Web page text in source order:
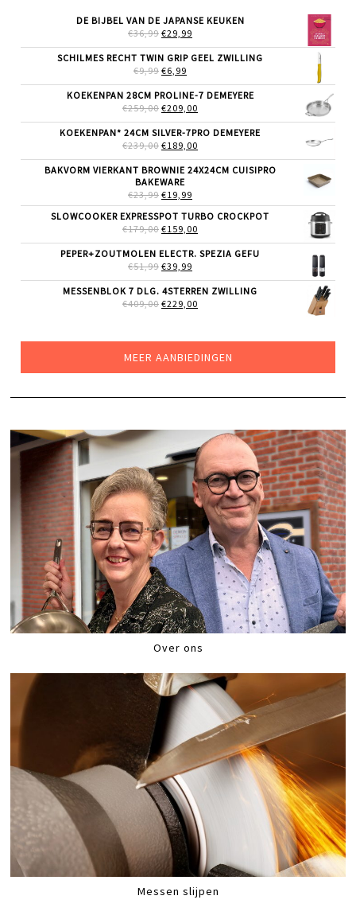
DE BIJBEL VAN DE JAPANSE KEUKEN
€36,99 OORSPRONKELIJKE
WAS:
€36,99.
€29,99
IS:
SCHILMES RECHT TWIN GRIP GEEL ZWILLING
€9,99 OORSPRONKELIJKE
WAS:
€9,99.
€6,99
IS:
€6,99.
KOEKENPAN 28CM PROLINE-7 DEMEYERE
€259,00 OORSPRONKELIJKE
WAS:
€259,00.
€209,00
IS:
KOEKENPAN* 24CM SILVER-7PRO DEMEYERE
€239,00 OORSPRONKELIJKE
WAS:
€239,00.
€189,00
IS:
BAKVORM VIERKANT BROWNIE 24X24CM CUISIPRO
BAKEWARE
€23,99 OORSPRONKELIJKE
PRIJS
WAS:
€23,99.
€19,99
PRIJS
IS:
€19,99.
SLOWCOOKER EXPRESSPOT TURBO CROCKPOT
€179,00 OORSPRONKELIJKE
WAS:
€179,00.
€159,00
IS:
PEPER+ZOUTMOLEN ELECTR. SPEZIA GEFU
€51,99 OORSPRONKELIJKE
WAS:
€51,99.
€39,99
IS:
€39,99.
MESSENBLOK 7 DLG. 4STERREN ZWILLING
€409,00 OORSPRONKELIJKE
€229,00
MEER AANBIEDINGEN
Over ons
Messen slijpen